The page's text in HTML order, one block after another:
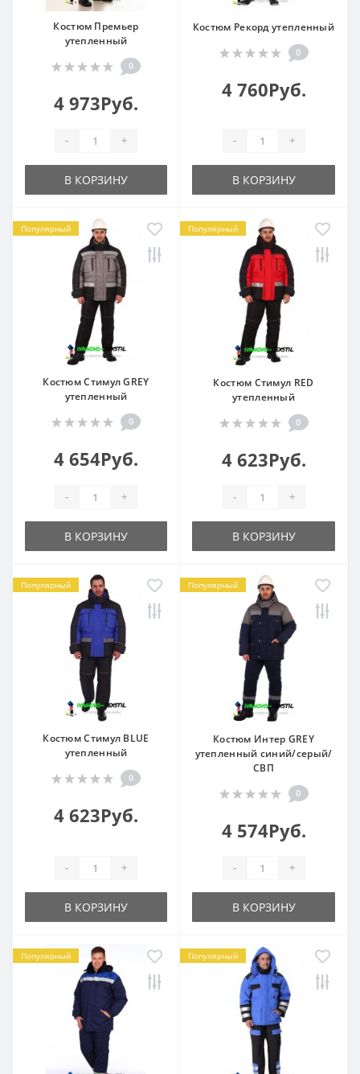
Костюм Премьер
утепленный
0
4 973Руб.
- +
В КОРЗИНУ
Костюм Рекорд утепленный
0
4 760Руб.
- +
В КОРЗИНУ
Популярный
Костюм Стимул GREY
утепленный
0
4 654Руб.
- +
В КОРЗИНУ
Популярный
Костюм Стимул RED
утепленный
0
4 623Руб.
- +
В КОРЗИНУ
Популярный
Костюм Стимул BLUE
утепленный
0
4 623Руб.
- +
В КОРЗИНУ
Популярный
Костюм Интер GREY
утепленный синий/серый/
СВП
0
4 574Руб.
- +
В КОРЗИНУ
Популярный Популярный